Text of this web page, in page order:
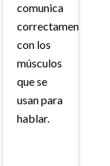
comunica
correctamente
con los
músculos
que se
usan para
hablar.